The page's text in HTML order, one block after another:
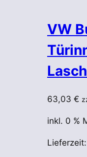
VW
63,03 €
inkl. 0 %
Lieferzeit: